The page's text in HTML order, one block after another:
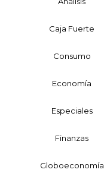
Caja Fuerte
Consumo
Economía
Especiales
Finanzas
Globoeconomía